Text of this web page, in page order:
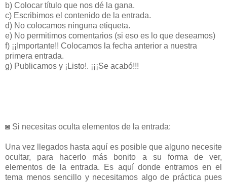
b) Colocar título que nos dé la gana.
c) Escribimos el contenido de la entrada.
d) No colocamos ninguna etiqueta.
e) No permitimos comentarios (si eso es lo que deseamos)
f) ¡¡Importante!! Colocamos la fecha anterior a nuestra
primera entrada.
g) Publicamos y ¡Listo!. ¡¡¡Se acabó!!!
◙ Si necesitas oculta elementos de la entrada:
Una vez llegados hasta aquí es posible que alguno necesite
ocultar, para hacerlo más bonito a su forma de ver,
elementos de la entrada. Es aquí donde entramos en el
tema menos sencillo y necesitamos algo de práctica pues